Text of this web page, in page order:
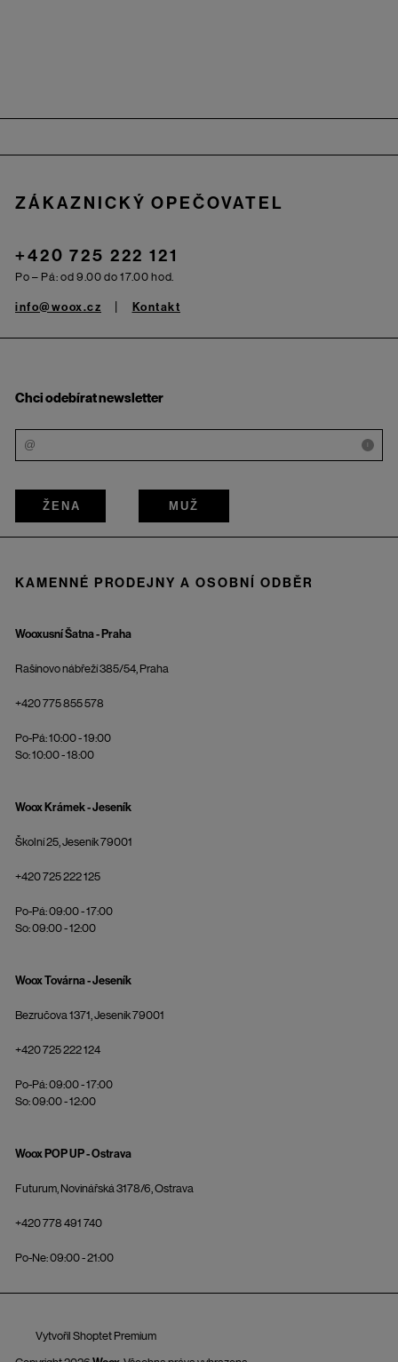
ZÁKAZNICKÝ OPEČOVATEL
+420 725 222 121
Po – Pá: od 9.00 do 17.00 hod.
info@woox.cz Kontakt
Chci odebírat newsletter
i
ŽENA MUŽ
KAMENNÉ PRODEJNY A OSOBNÍ ODBĚR
Wooxusní Šatna - Praha
Rašínovo nábřeží 385/54, Praha
+420 775 855 578
Po-Pá: 10:00 - 19:00
So: 10:00 - 18:00
Woox Krámek - Jeseník
Školní 25, Jeseník 79001
+420 725 222 125
Po-Pá: 09:00 - 17:00
So: 09:00 - 12:00
Woox Továrna - Jeseník
Bezručova 1371, Jeseník 79001
+420 725 222 124
Po-Pá: 09:00 - 17:00
So: 09:00 - 12:00
Woox POP UP - Ostrava
Futurum, Novinářská 3178/6, Ostrava
+420 778 491 740
Po-Ne: 09:00 - 21:00
Vytvořil Shoptet Premium